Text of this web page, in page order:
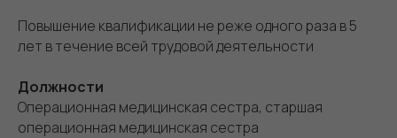
Повышение квалификации не реже одного раза в 5
лет в течение всей трудовой деятельности
Должности
Операционная медицинская сестра, старшая
операционная медицинская сестра